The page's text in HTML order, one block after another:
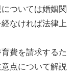
ついては婚姻関
なければ法律上
費を請求するた
点について解説